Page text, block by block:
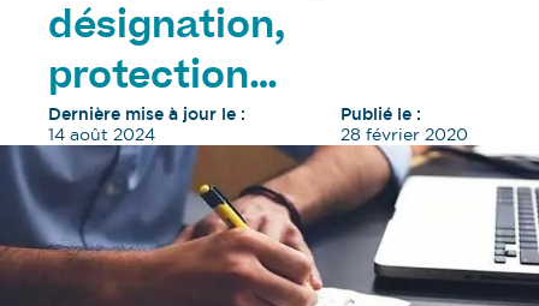
désignation,
protection…
Dernière mise à jour le :
14 août 2024
Publié le :
28 février 2020